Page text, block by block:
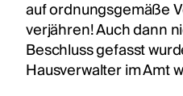
auf ordnungsgemäße
verjähren! Auch dann
Beschluss gefasst
Hausverwalter im Amt